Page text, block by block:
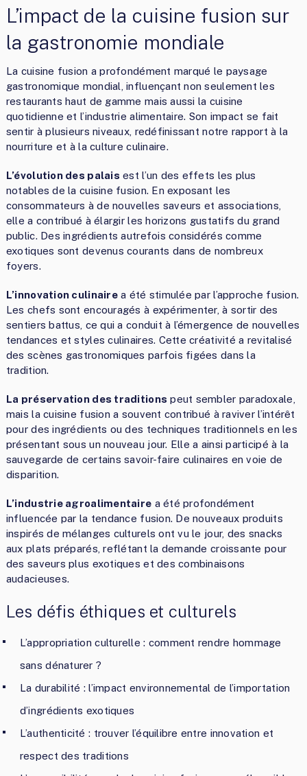
L’impact de la cuisine fusion sur
la gastronomie mondiale
La cuisine fusion a profondément marqué le paysage
gastronomique mondial, influençant non seulement les
restaurants haut de gamme mais aussi la cuisine
quotidienne et l’industrie alimentaire. Son impact se fait
sentir à plusieurs niveaux, redéfinissant notre rapport à la
nourriture et à la culture culinaire.
L’évolution des palais est l’un des effets les plus
notables de la cuisine fusion. En exposant les
consommateurs à de nouvelles saveurs et associations,
elle a contribué à élargir les horizons gustatifs du grand
public. Des ingrédients autrefois considérés comme
exotiques sont devenus courants dans de nombreux
foyers.
L’innovation culinairea été stimulée par l’approche fusion.
Les chefs sont encouragés à expérimenter, à sortir des
sentiers battus, ce qui a conduit à l’émergence de nouvelles
tendances et styles culinaires. Cette créativité a revitalisé
des scènes gastronomiques parfois figées dans la
tradition.
La préservation des traditions peut sembler paradoxale,
mais la cuisine fusion a souvent contribué à raviver l’intérêt
pour des ingrédients ou des techniques traditionnels en les
présentant sous un nouveau jour. Elle a ainsi participé à la
sauvegarde de certains savoir-faire culinaires en voie de
disparition.
L’industrie agroalimentaire a été profondément
influencée par la tendance fusion. De nouveaux produits
inspirés de mélanges culturels ont vu le jour, des snacks
aux plats préparés, reflétant la demande croissante pour
des saveurs plus exotiques et des combinaisons
audacieuses.
Les défis éthiques et culturels
L’appropriation culturelle : comment rendre hommage
sans dénaturer ?
La durabilité : l’impact environnemental de l’importation
d’ingrédients exotiques
L’authenticité : trouver l’équilibre entre innovation et
respect des traditions